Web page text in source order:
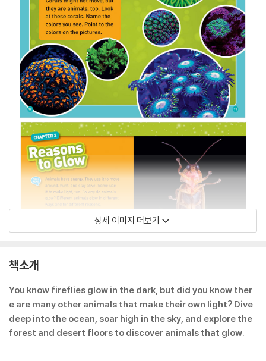
상세 이미지 더보기
책소개
You know fireflies glow in the dark, but did you know ther
e are many other animals that make their own light? Dive
deep into the ocean, soar high in the sky, and explore the
forest and desert floors to discover animals that glow.